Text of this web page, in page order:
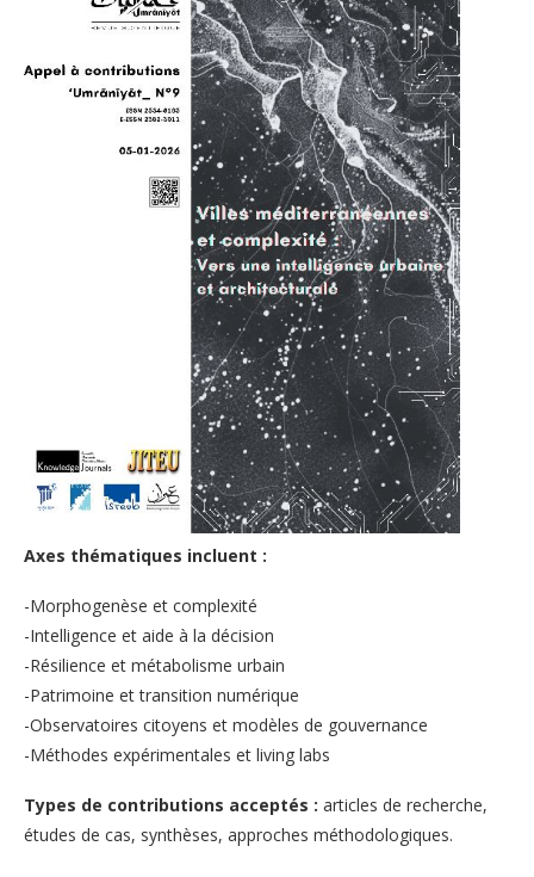
Axes thématiques incluent :
-Morphogenèse et complexité
-Intelligence et aide à la décision
-Résilience et métabolisme urbain
-Patrimoine et transition numérique
-Observatoires citoyens et modèles de gouvernance
-Méthodes expérimentales et living labs
Types de contributions acceptés : articles de recherche,
études de cas, synthèses, approches méthodologiques.